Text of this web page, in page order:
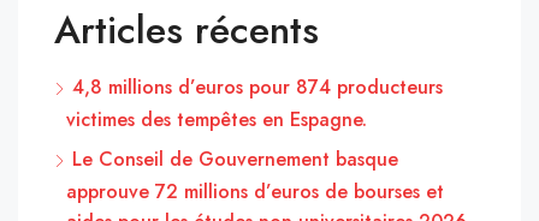
Articles récents
4,8 millions d’euros pour 874 producteurs
victimes des tempêtes en Espagne.
Le Conseil de Gouvernement basque
approuve 72 millions d’euros de bourses et